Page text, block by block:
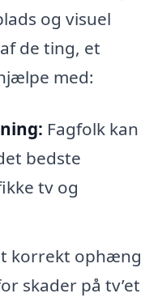
og visuel
de ting, et
med:
Fagfolk kan
bedste
tv og
korrekt ophæng
skader på tv’et